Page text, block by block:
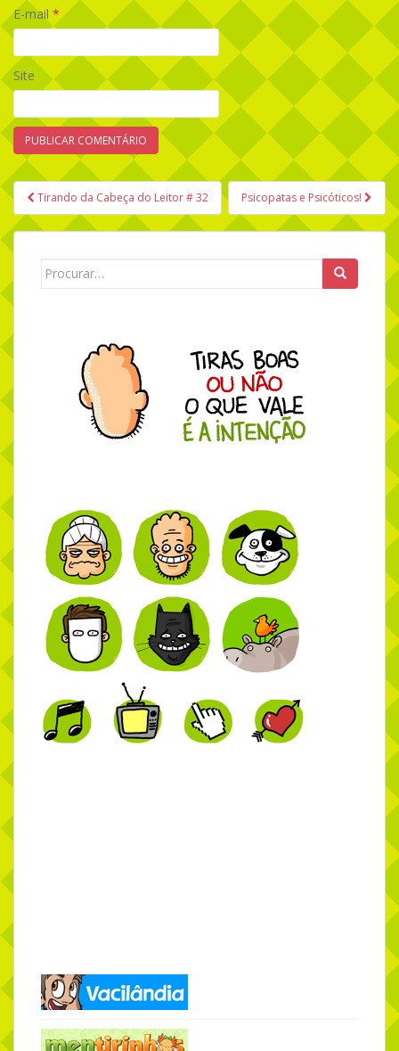
E-mail *
Site
Navegação de Post
Tirando da Cabeça do Leitor # 32 Psicopatas e Psicóticos!
Search for: